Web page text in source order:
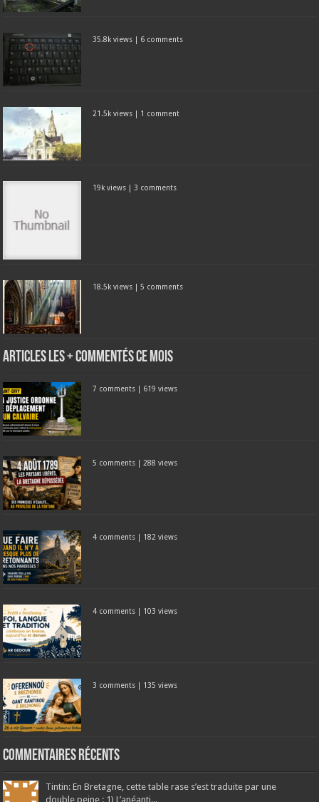
35.8k views | 6 comments
21.5k views | 1 comment
19k views | 3 comments
18.5k views |5 comments
Articles les + commentés ce mois
7 comments | 619 views
5 comments | 288 views
4 comments | 182 views
4 comments | 103 views
3 comments | 135 views
Commentaires récents
Tintin: En Bretagne, cette table rase s’est traduite par une
double peine : 1) L’anéanti...